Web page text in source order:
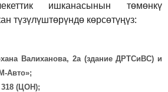
ишканасынын төмөнкү
түзүлүштөрүндө көрсөтүңүз:
Валиханова, 2а (здание ДРТСиВС) и
Авто»;
(ЦОН);